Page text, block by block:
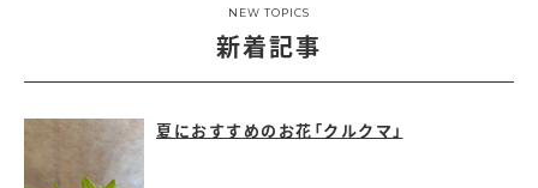
NEW TOPICS
新着記事
夏におすすめのお花「クルクマ」